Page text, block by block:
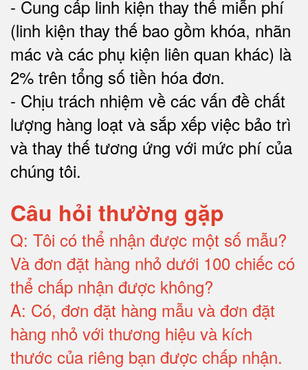
- Cung cấp linh kiện thay thế miễn phí
(linh kiện thay thế bao gồm khóa, nhãn
mác và các phụ kiện liên quan khác) là
2% trên tổng số tiền hóa đơn.
- Chịu trách nhiệm về các vấn đề chất
lượng hàng loạt và sắp xếp việc bảo trì
và thay thế tương ứng với mức phí của
chúng tôi.
Câu hỏi thường gặp
Q: Tôi có thể nhận được một số mẫu?
Và đơn đặt hàng nhỏ dưới 100 chiếc có
thể chấp nhận được không?
A: Có, đơn đặt hàng mẫu và đơn đặt
hàng nhỏ với thương hiệu và kích
thước của riêng bạn được chấp nhận.